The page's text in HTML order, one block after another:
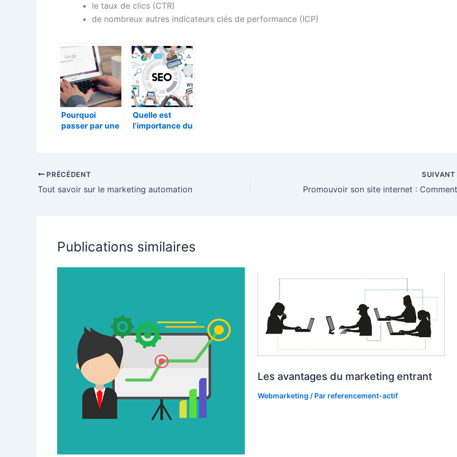
le taux de clics (CTR)
de nombreux autres indicateurs clés de performance (ICP)
Pourquoi
passer par une
Quelle est
l’importance du
PRÉCÉDENT
Tout savoir sur le marketing automation
SUIVANT
Publications similaires
Les avantages du marketing entrant
Webmarketing / Par referencement-actif